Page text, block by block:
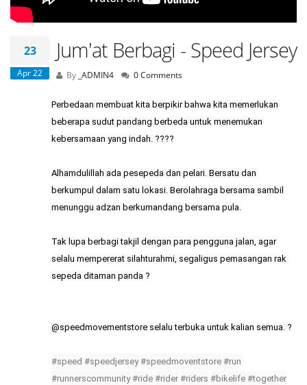
23
Apr 22
Jum'at Berbagi - Speed Jersey
By _ADMIN4 0 Comments
Perbedaan membuat kita berpikir bahwa kita memerlukan
beberapa sudut pandang berbeda untuk menemukan
kebersamaan yang indah. ????
Alhamdulillah ada pesepeda dan pelari. Bersatu dan
berkumpul dalam satu lokasi. Berolahraga bersama sambil
menunggu adzan berkumandang bersama pula.
Tak lupa berbagi takjil dengan para pengguna jalan, agar
selalu mempererat silahturahmi, segaligus pemasangan rak
sepeda ditaman panda ?
@speedmovementstore selalu terbuka untuk kalian semua. ?
#speed #speedjersey #speedmoventstore #run
#runnerscommunity #ride #rider #riders #bikelife #together